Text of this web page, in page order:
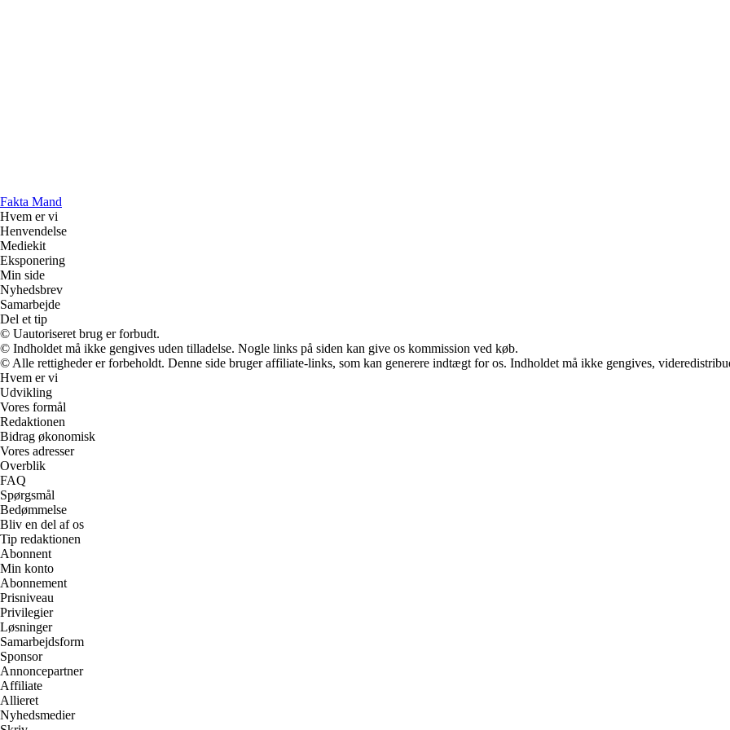
Fakta Mand
Hvem er vi
Henvendelse
Mediekit
Eksponering
Min side
Nyhedsbrev
Samarbejde
Del et tip
© Uautoriseret brug er forbudt.
© Indholdet må ikke gengives uden tilladelse. Nogle links på siden kan give os kommission ved køb.
© Alle rettigheder er forbeholdt. Denne side bruger affiliate-links, som kan generere indtægt for os. Indholdet må ikke gengives,
Hvem er vi
Udvikling
Vores formål
Redaktionen
Bidrag økonomisk
Vores adresser
Overblik
FAQ
Spørgsmål
Bedømmelse
Bliv en del af os
Tip redaktionen
Abonnent
Min konto
Abonnement
Prisniveau
Privilegier
Løsninger
Samarbejdsform
Sponsor
Annoncepartner
Affiliate
Allieret
Nyhedsmedier